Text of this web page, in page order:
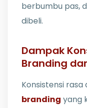
berbumbu pas,
dibeli.
Dampak
Branding
Konsistensi
branding yang